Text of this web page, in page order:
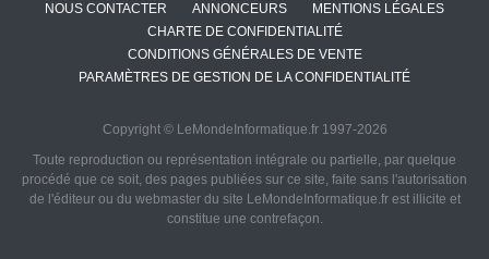
NOUS CONTACTER ANNONCEURS
MENTIONS LÉGALES
CHARTE DE CONFIDENTIALITÉ
CONDITIONS GÉNÉRALES DE VENTE
PARAMÈTRES DE GESTION DE LA CONFIDENTIALITÉ
Copyright © LeMondeInformatique.fr 1997-2026
Toute reproduction ou représentation intégrale ou partielle, par quelque
procédé que ce soit, des pages publiées sur ce site, faite sans l'autorisation
de l'éditeur ou du webmaster du site LeMondeInformatique.fr est illicite et
constitue une contrefaçon.